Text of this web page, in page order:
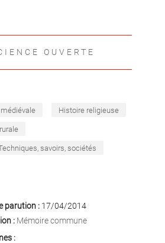
OUVERTE
Histoire religieuse
savoirs, sociétés
parution :17/04/2014
: Mémoire commune
: